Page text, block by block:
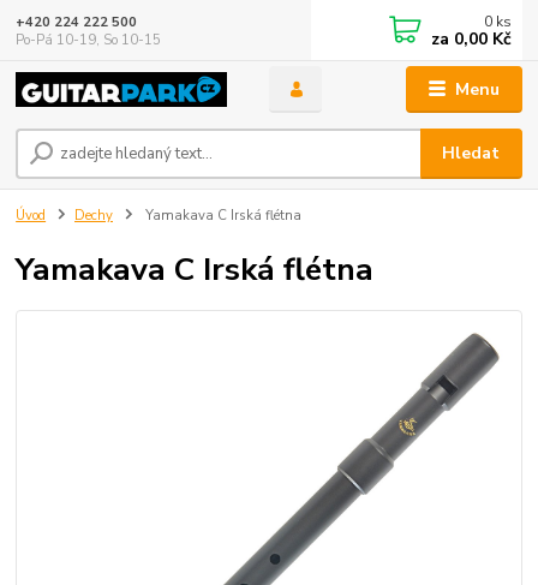
Menu
Hledat
+420 224 222 500
Po-Pá 10-19, So 10-15
0 ks
za 0,00 Kč
Úvod Dechy Yamakava C Irská flétna
Yamakava C Irská flétna